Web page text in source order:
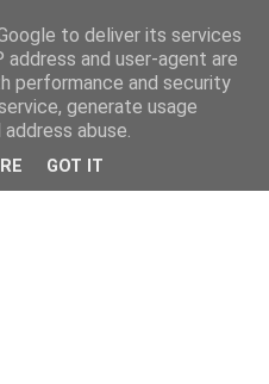
to deliver its services
and user-agent are
performance and security
generate usage
abuse.
GOT IT